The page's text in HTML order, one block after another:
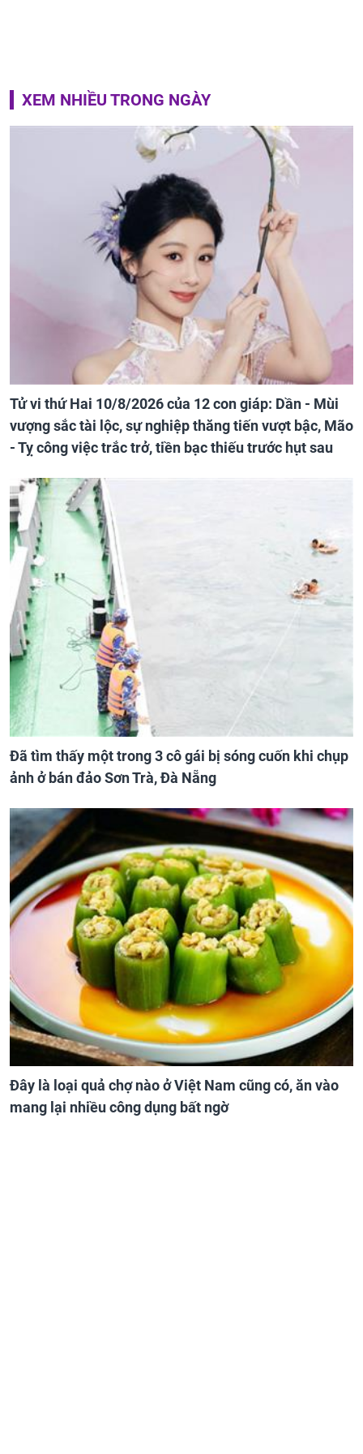
XEM NHIỀU TRONG NGÀY
Tử vi thứ Hai 10/8/2026 của 12 con giáp: Dần - Mùi
vượng sắc tài lộc, sự nghiệp thăng tiến vượt bậc, Mão
- Tỵ công việc trắc trở, tiền bạc thiếu trước hụt sau
Đã tìm thấy một trong 3 cô gái bị sóng cuốn khi chụp
ảnh ở bán đảo Sơn Trà, Đà Nẵng
Đây là loại quả chợ nào ở Việt Nam cũng có, ăn vào
mang lại nhiều công dụng bất ngờ